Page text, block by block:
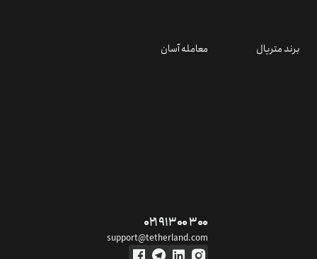
برند متریال معامله آسان
۰۲۱ ۹۱ ۳۰۰ ۳۰۰
support@tetherland.com